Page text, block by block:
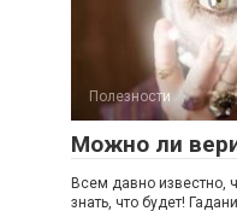
Полезности
Можно ли
Всем давно известно,
знать, что будет!